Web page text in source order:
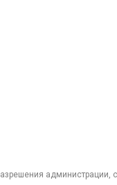
администрации,